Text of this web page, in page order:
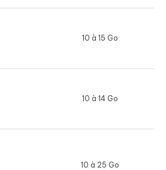
10 à 15 Go
10 à 14 Go
10 à 25 Go